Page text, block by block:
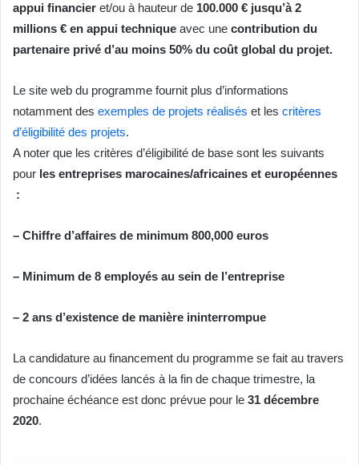
appui financier et/ou à hauteur de 100.000 € jusqu’à 2
millions € en appui technique avec une contribution du
partenaire privé d’au moins 50% du coût global du projet.
Le site web du programme fournit plus d’informations
notamment des exemples de projets réalisés et les critères
d’éligibilité des projets.
A noter que les critères d’éligibilité de base sont les suivants
pour les entreprises marocaines/africaines et européennes
:
– Chiffre d’affaires de minimum 800,000 euros
– Minimum de 8 employés au sein de l’entreprise
– 2 ans d’existence de manière ininterrompue
La candidature au financement du programme se fait au travers
de concours d’idées lancés à la fin de chaque trimestre, la
prochaine échéance est donc prévue pour le 31 décembre
2020.